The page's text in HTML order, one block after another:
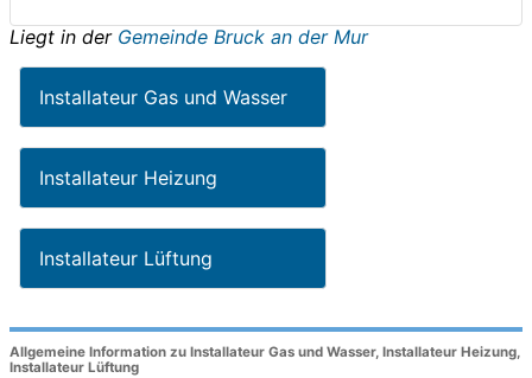
Liegt in der Gemeinde Bruck an der Mur
Installateur Gas und Wasser
Installateur Heizung
Installateur Lüftung
Allgemeine Information zu Installateur Gas und Wasser, Installateur Heizung,
Installateur Lüftung